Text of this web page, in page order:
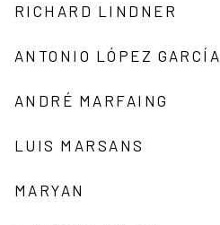
RICHARD LINDNER
ANTONIO LÓPEZ GARCÍA
ANDRÉ MARFAING
LUIS MARSANS
MARYAN